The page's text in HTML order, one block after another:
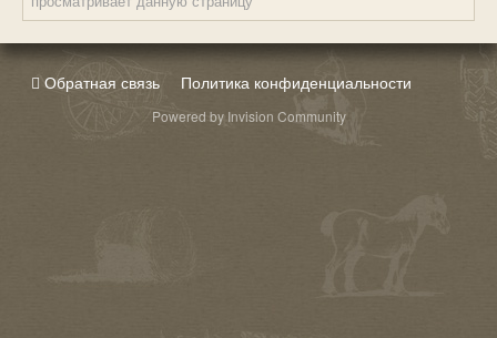
Обратная связь Политика конфиденциальности
Powered by Invision Community